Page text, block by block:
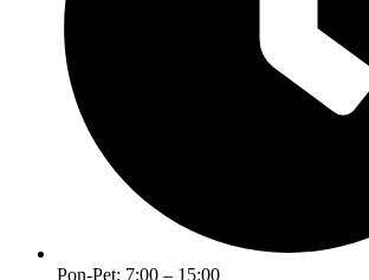
Pon-Pet: 7:00 – 15:00